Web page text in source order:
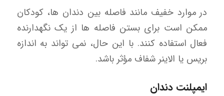
در موارد خفیف مانند فاصله بین دندان ها، کودکان
ممکن است برای بستن فاصله ها از یک نگهدارنده
فعال استفاده کنند. با این حال، نمی تواند به اندازه
بریس یا الاینر شفاف مؤثر باشد.
ایمپلنت دندان